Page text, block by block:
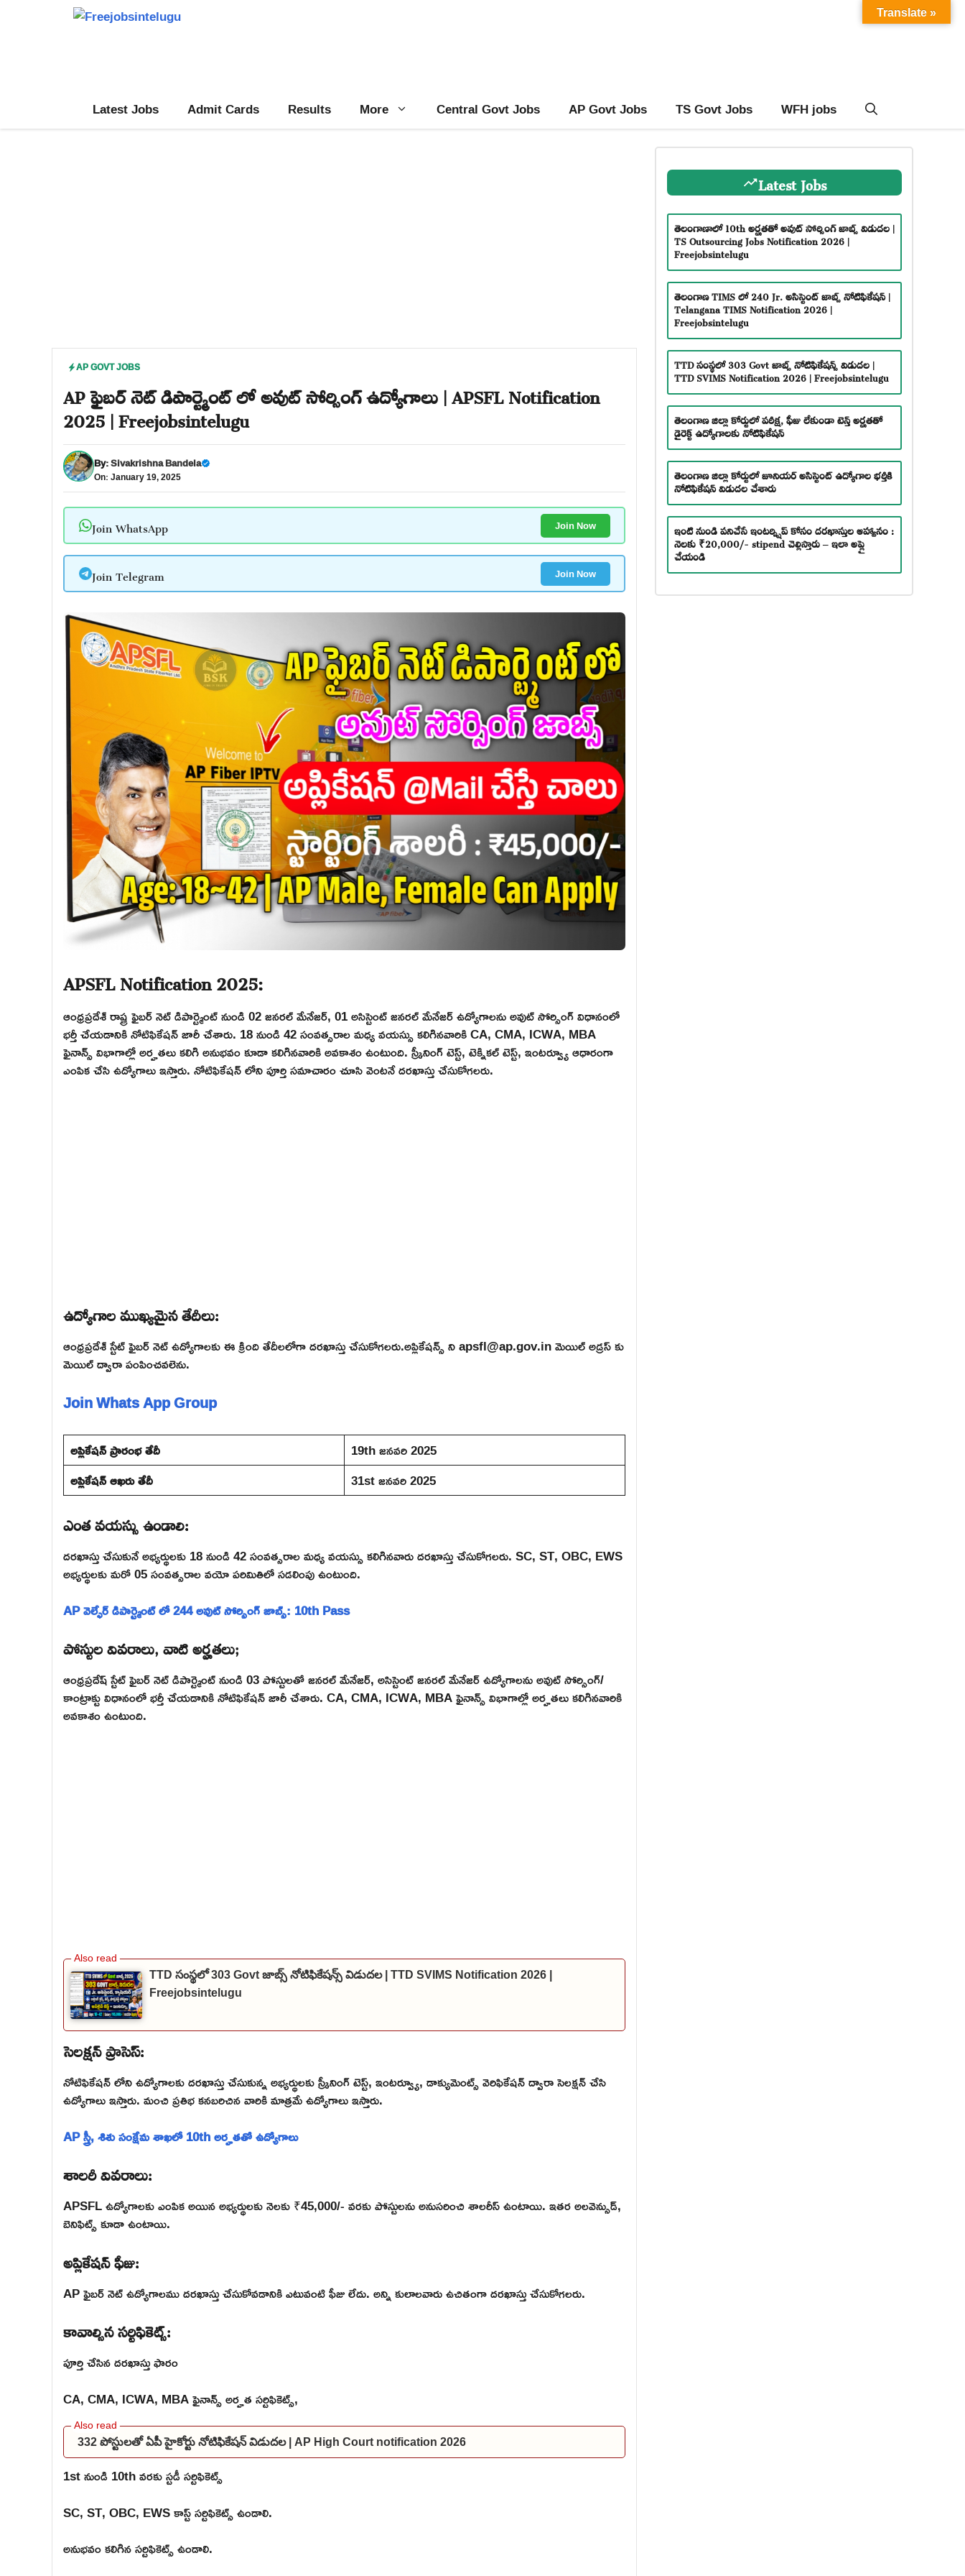
Latest Jobs Admit Cards Results More Central Govt Jobs AP Govt Jobs TS Govt Jobs WFH jobs
AP GOVT JOBS
AP ఫైబర్ నెట్ డిపార్ట్మెంట్ లో అవుట్ సోర్సింగ్ ఉద్యోగాలు | APSFL Notification
2025 | Freejobsintelugu
By:Sivakrishna Bandela
On: January 19, 2025
Join WhatsApp Join Now
Join Telegram Join Now
APSFL Notification 2025:
ఆంధ్రప్రదేశ్ రాష్ట్ర ఫైబర్ నెట్ డిపార్ట్మెంట్ నుండి 02 జనరల్ మేనేజర్, 01 అసిస్టెంట్ జనరల్ మేనేజర్ ఉద్యోగాలను అవుట్ సోర్సింగ్ విధానంలో
భర్తీ చేయడానికి నోటిఫికేషన్ జారీ చేశారు. 18 నుండి 42 సంవత్సరాల మధ్య వయస్సు కలిగినవారికి CA, CMA, ICWA, MBA
ఫైనాన్స్ విభాగాల్లో అర్హతలు కలిగి అనుభవం కూడా కలిగినవారికి అవకాశం ఉంటుంది. స్క్రీనింగ్ టెస్ట్, టెక్నికల్ టెస్ట్, ఇంటర్వ్యూ ఆధారంగా
ఎంపిక చేసి ఉద్యోగాలు ఇస్తారు. నోటిఫికేషన్ లోని పూర్తి సమాచారం చూసి వెంటనే దరఖాస్తు చేసుకోగలరు.
ఉద్యోగాల ముఖ్యమైన తేదీలు:
ఆంధ్రప్రదేశ్ స్టేట్ ఫైబర్ నెట్ ఉద్యోగాలకు ఈ క్రింది తేదీలలోగా దరఖాస్తు చేసుకోగలరు.అప్లికేషన్స్ ని apsfl@ap.gov.in మెయిల్ అడ్రస్ కు
మెయిల్ ద్వారా పంపించవలెను.
Join Whats App Group
అప్లికేషన్ ప్రారంభ తేదీ
19th జనవరి 2025
అప్లికేషన్ ఆఖరు తేదీ
31st జనవరి 2025
ఎంత వయస్సు ఉండాలి:
దరఖాస్తు చేసుకునే అభ్యర్థులకు 18 నుండి 42 సంవత్సరాల మధ్య వయస్సు కలిగినవారు దరఖాస్తు చేసుకోగలరు. SC, ST, OBC, EWS
అభ్యర్థులకు మరో 05 సంవత్సరాల వయో పరిమితిలో సడలింపు ఉంటుంది.
AP వెల్ఫేర్ డిపార్ట్మెంట్ లో 244 అవుట్ సోర్సింగ్ జాబ్స్: 10th Pass
పోస్టుల వివరాలు, వాటి అర్హతలు;
ఆంధ్రప్రదేష్ స్టేట్ ఫైబర్ నెట్ డిపార్ట్మెంట్ నుండి 03 పోస్టులతో జనరల్ మేనేజర్, అసిస్టెంట్ జనరల్ మేనేజర్ ఉద్యోగాలను అవుట్ సోర్సింగ్/
కాంట్రాక్టు విధానంలో భర్తీ చేయడానికి నోటిఫికేషన్ జారీ చేశారు. CA, CMA, ICWA, MBA ఫైనాన్స్ విభాగాల్లో అర్హతలు కలిగినవారికి
అవకాశం ఉంటుంది.
TTD సంస్థలో 303 Govt జాబ్స్ నోటిఫికేషన్స్ విడుదల | TTD SVIMS Notification 2026 |
Freejobsintelugu
సెలక్షన్ ప్రాసెస్:
నోటిఫికేషన్ లోని ఉద్యోగాలకు దరఖాస్తు చేసుకున్న అభ్యర్థులకు స్క్రీనింగ్ టెస్ట్, ఇంటర్వ్యూ, డాక్యుమెంట్స్ వెరిఫికేషన్ ద్వారా సెలక్షన్ చేసి
ఉద్యోగాలు ఇస్తారు. మంచి ప్రతిభ కనబరిచిన వారికి మాత్రమే ఉద్యోగాలు ఇస్తారు.
AP స్త్రీ, శిశు సంక్షేమ శాఖలో 10th అర్హతతో ఉద్యోగాలు
శాలరీ వివరాలు:
APSFL ఉద్యోగాలకు ఎంపిక అయిన అభ్యర్థులకు నెలకు ₹45,000/- వరకు పోస్టులను అనుసరించి శాలరీస్ ఉంటాయి. ఇతర అలవెన్సుడ్,
బెనిఫిట్స్ కూడా ఉంటాయి.
అప్లికేషన్ ఫీజు:
AP ఫైబర్ నెట్ ఉద్యోగాలము దరఖాస్తు చేసుకోవడానికి ఎటువంటి ఫీజు లేదు. అన్ని కులాలవారు ఉచితంగా దరఖాస్తు చేసుకోగలరు.
కావాల్సిన సర్టిఫికెట్స్:
పూర్తి చేసిన దరఖాస్తు ఫారం
CA, CMA, ICWA, MBA ఫైనాన్స్ అర్హత సర్టిఫికెట్స్,
332 పోస్టులతో ఏపీ హైకోర్టు నోటిఫికేషన్ విడుదల | AP High Court notification 2026
1st నుండి 10th వరకు స్టడీ సర్టిఫికెట్స్
SC, ST, OBC, EWS కాస్ట్ సర్టిఫికెట్స్ ఉండాలి.
అనుభవం కలిగిన సర్టిఫికెట్స్ ఉండాలి.
Latest Jobs
తెలంగాణాలో 10th అర్హతతో అవుట్ సోర్సింగ్ జాబ్స్ విడుదల |
TS Outsourcing Jobs Notification 2026 |
Freejobsintelugu
తెలంగాణ TIMS లో 240 Jr. అసిస్టెంట్ జాబ్స్ నోటిఫికేషన్ |
Telangana TIMS Notification 2026 |
Freejobsintelugu
TTD సంస్థలో 303 Govt జాబ్స్ నోటిఫికేషన్స్ విడుదల |
TTD SVIMS Notification 2026 | Freejobsintelugu
తెలంగాణ జిల్లా కోర్టులో పరీక్ష, ఫీజు లేకుండా టెన్త్ అర్హతతో
డైరెక్ట్ ఉద్యోగాలకు నోటిఫికేషన్
తెలంగాణ జిల్లా కోర్టులో జూనియర్ అసిస్టెంట్ ఉద్యోగాల భర్తీకి
నోటిఫికేషన్ విడుదల చేశారు
ఇంటి నుండి పనిచేసే ఇంటర్న్షిప్ కోసం దరఖాస్తుల ఆహ్వానం :
నెలకు ₹20,000/- stipend చెల్లిస్తారు – ఇలా అప్లై
చేయండి
Translate »